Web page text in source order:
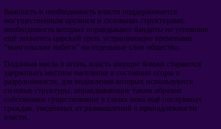
Важность и необходимость власти поддерживается
могущественным оружием и силовыми структурами,
необходимость которых оправдывают бандиты не успевшие
ещё захватить царский трон, устраивающие временами
“монгольские набеги” на отдельные слои общества.
Подливая масла в огонь, власть имущие бомжи стараются
удерживать местное население в состоянии ссоры и
разрозненности, для подавления которых используются
силовые структуры, оправдывающие таким образом
собственное существование в глазах пока ещё послушных
граждан, уведённых от размышлений о принадлежности
власти.